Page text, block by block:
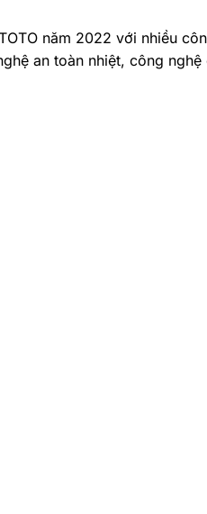
năm 2022 với nhiều
an toàn nhiệt, công nghệ